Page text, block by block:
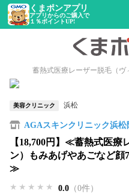
くまポンアプリ
アプリからのご購入で
１％ポイントUP!
蓄熱式医療レーザー脱毛（
美容クリニック 浜松
AGAスキンクリニック浜松
【18,700円】≪蓄熱式医療
ン）もみあげやあごなど
≫
★★★★★
★★★★★
★★★★★ 0.0 （0件）